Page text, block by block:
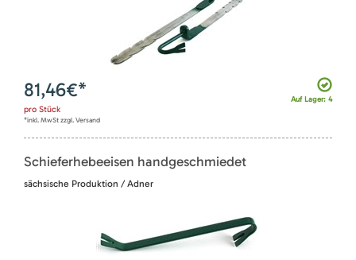
Auf Lager: 4
81,46€*
pro Stück
*inkl. MwSt zzgl. Versand
Schieferhebeeisen handgeschmiedet
sächsische Produktion / Adner